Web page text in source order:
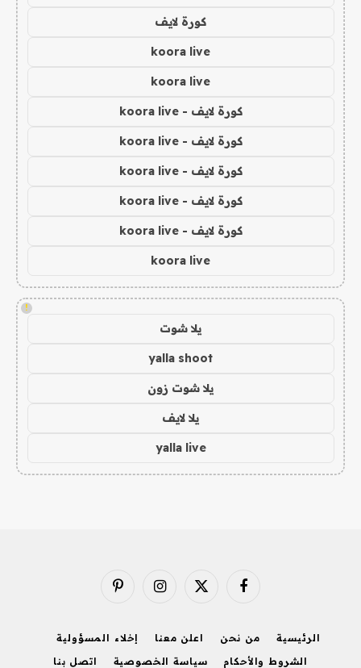
كورة لايف
koora live
koora live
كورة لايف - koora live
كورة لايف - koora live
كورة لايف - koora live
كورة لايف - koora live
كورة لايف - koora live
koora live
!
يلا شوت
yalla shoot
يلا شوت زون
يلا لايف
yalla live
فيسبوك X
الانستغرامبينتيريست
الرئيسية من نحن اعلن معنا
إخلاء المسؤولية
الشروط والأحكام
سياسة الخصوصية اتصل بنا